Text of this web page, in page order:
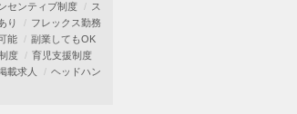
センティブ制度
ス
り
フレックス勤務
能
副業してもOK
度
育児支援制度
載求人
ヘッドハン